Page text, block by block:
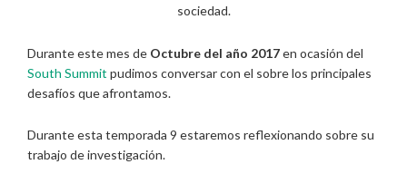
sociedad.
Durante este mes de Octubre del año 2017en ocasión del
South Summit pudimos conversar con el sobre los principales
desafíos que afrontamos.
Durante esta temporada 9 estaremos reflexionando sobre su
trabajo de investigación.